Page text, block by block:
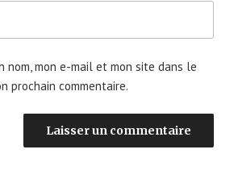
nom, mon e-mail et mon site dans le
prochain commentaire.